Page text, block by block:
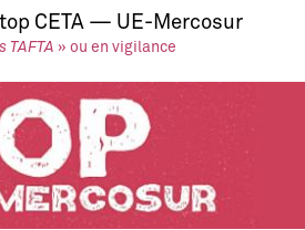
CETA — UE-Mercosur
TAFTA » ou en vigilance